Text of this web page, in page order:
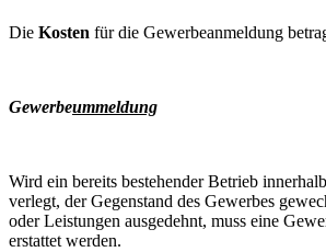
Die Kosten für die Gewerbeanmeldung
Gewerbeummeldung
Wird ein bereits bestehender Betrieb
verlegt, der Gegenstand des Gewerbes
oder Leistungen ausgedehnt, muss eine
erstattet werden.